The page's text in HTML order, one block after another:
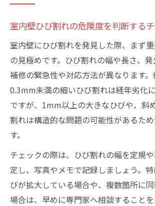
室内壁ひび割れの危険度を判断する
室内壁にひび割れを発見した際、まず
の見極めです。ひび割れの幅や長さ、
補修の緊急性や対応方法が異なります
0.3mm未満の細いひび割れは経年劣化
ですが、1mm以上の大きなひびや、斜
割れは構造的な問題の可能性があるた
す。
チェックの際は、ひび割れの幅を定規
定し、写真やメモで記録しましょう。
びが拡大している場合や、複数箇所に
場合は、早めに専門家へ相談すること